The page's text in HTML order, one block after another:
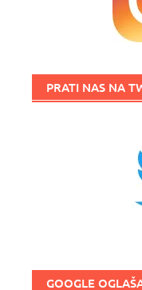
PRATI NAS NA
GOOGLE